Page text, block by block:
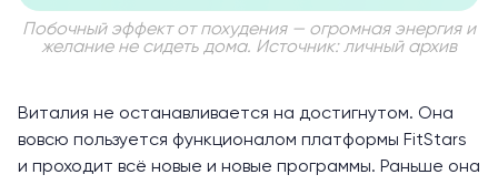
Побочный эффект от похудения — огромная энергия и
желание не сидеть дома. Источник: личный архив
Виталия не останавливается на достигнутом. Она
вовсю пользуется функционалом платформы FitStars
и проходит всё новые и новые программы. Раньше она